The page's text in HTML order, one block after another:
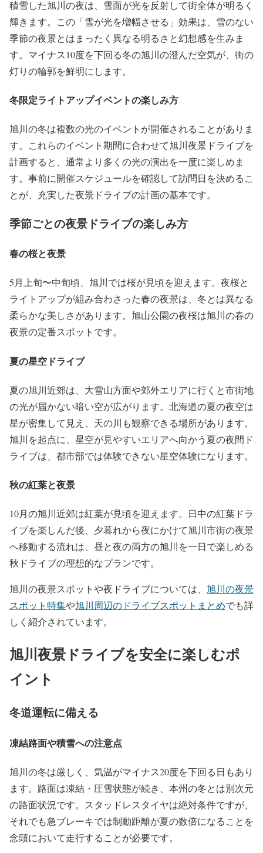
積雪した旭川の夜は、雪面が光を反射して街全体が明るく
輝きます。この「雪が光を増幅させる」効果は、雪のない
季節の夜景とはまったく異なる明るさと幻想感を生みま
す。マイナス10度を下回る冬の旭川の澄んだ空気が、街の
灯りの輪郭を鮮明にします。
冬限定ライトアップイベントの楽しみ方
旭川の冬は複数の光のイベントが開催されることがありま
す。これらのイベント期間に合わせて旭川夜景ドライブを
計画すると、通常より多くの光の演出を一度に楽しめま
す。事前に開催スケジュールを確認して訪問日を決めるこ
とが、充実した夜景ドライブの計画の基本です。
季節ごとの夜景ドライブの楽しみ方
春の桜と夜景
5月上旬〜中旬頃、旭川では桜が見頃を迎えます。夜桜と
ライトアップが組み合わさった春の夜景は、冬とは異なる
柔らかな美しさがあります。旭山公園の夜桜は旭川の春の
夜景の定番スポットです。
夏の星空ドライブ
夏の旭川近郊は、大雪山方面や郊外エリアに行くと市街地
の光が届かない暗い空が広がります。北海道の夏の夜空は
星が密集して見え、天の川も観察できる場所があります。
旭川を起点に、星空が見やすいエリアへ向かう夏の夜間ド
ライブは、都市部では体験できない星空体験になります。
秋の紅葉と夜景
10月の旭川近郊は紅葉が見頃を迎えます。日中の紅葉ドラ
イブを楽しんだ後、夕暮れから夜にかけて旭川市街の夜景
へ移動する流れは、昼と夜の両方の旭川を一日で楽しめる
秋ドライブの理想的なプランです。
旭川の夜景スポットや夜ドライブについては、 旭川の夜景
スポット特集や旭川周辺のドライブスポットまとめでも詳
しく紹介されています。
旭川夜景ドライブを安全に楽しむポ
イント
冬道運転に備える
凍結路面や積雪への注意点
旭川の冬は厳しく、気温がマイナス20度を下回る日もあり
ます。路面は凍結・圧雪状態が続き、本州の冬とは別次元
の路面状況です。スタッドレスタイヤは絶対条件ですが、
それでも急ブレーキでは制動距離が夏の数倍になることを
念頭において走行することが必要です。